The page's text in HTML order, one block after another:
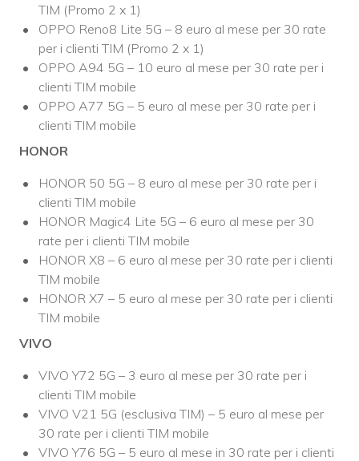
TIM (Promo 2 x 1)
OPPO Reno8 Lite 5G – 8 euro al mese per 30 rate
per i clienti TIM (Promo 2 x 1)
OPPO A94 5G – 10 euro al mese per 30 rate per i
clienti TIM mobile
OPPO A77 5G – 5 euro al mese per 30 rate per i
clienti TIM mobile
HONOR
HONOR 50 5G – 8 euro al mese per 30 rate per i
clienti TIM mobile
HONOR Magic4 Lite 5G – 6 euro al mese per 30
rate per i clienti TIM mobile
HONOR X8 – 6 euro al mese per 30 rate per i clienti
TIM mobile
HONOR X7 – 5 euro al mese per 30 rate per i clienti
TIM mobile
VIVO
VIVO Y72 5G – 3 euro al mese per 30 rate per i
clienti TIM mobile
VIVO V21 5G (esclusiva TIM) – 5 euro al mese per
30 rate per i clienti TIM mobile
VIVO Y76 5G – 5 euro al mese in 30 rate per i clienti